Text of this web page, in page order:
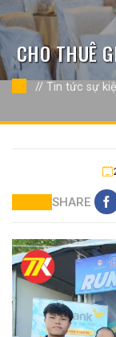
CHO THUÊ
// Tin tức sự
SHARE